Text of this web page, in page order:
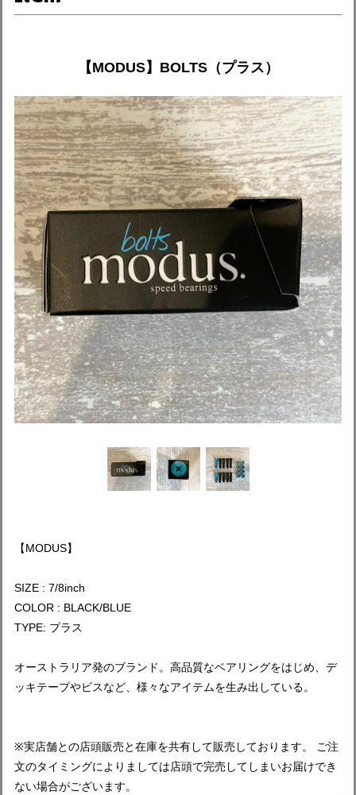
【MODUS】BOLTS（プラス）
【MODUS】
SIZE : 7/8inch
COLOR : BLACK/BLUE
TYPE: プラス
オーストラリア発のブランド。高品質なベアリングをはじめ、デ
ッキテープやビスなど、様々なアイテムを生み出している。
※実店舗との店頭販売と在庫を共有して販売しております。 ご注
文のタイミングによりましては店頭で完売してしまいお届けでき
ない場合がございます。